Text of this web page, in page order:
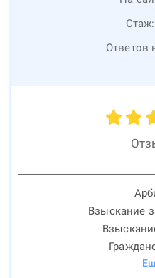
Стаж:
Ответов
Взыскание